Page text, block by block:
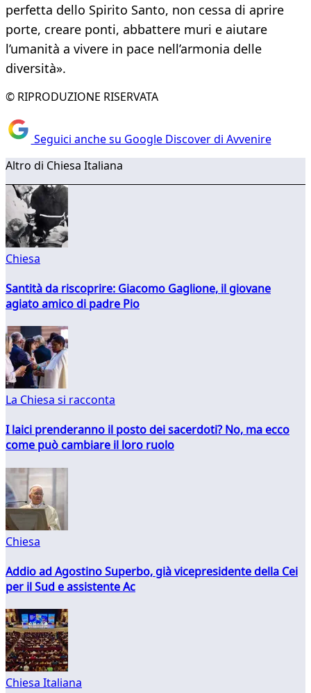
perfetta dello Spirito Santo, non cessa di aprire
porte, creare ponti, abbattere muri e aiutare
l’umanità a vivere in pace nell’armonia delle
diversità».
© RIPRODUZIONE RISERVATA
Seguici anche su Google Discover di Avvenire
Altro di Chiesa Italiana
Chiesa
Santità da riscoprire: Giacomo Gaglione, il giovane
agiato amico di padre Pio
La Chiesa si racconta
I laici prenderanno il posto dei sacerdoti? No, ma ecco
come può cambiare il loro ruolo
Chiesa
Addio ad Agostino Superbo, già vicepresidente della Cei
per il Sud e assistente Ac
Chiesa Italiana